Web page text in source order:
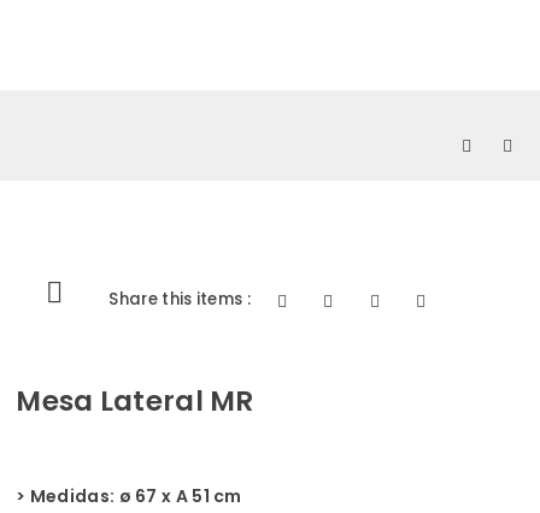
Share this items :
Mesa Lateral MR
> Medidas: ø 67 x A 51 cm